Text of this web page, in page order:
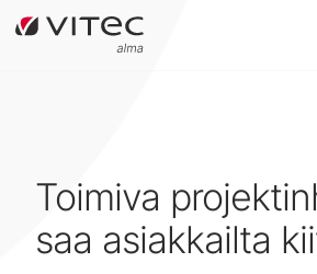
Toimiva
saa asiakkailta